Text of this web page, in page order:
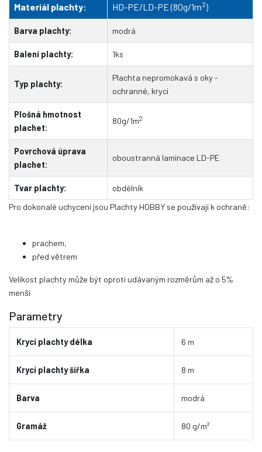
Materiál plachty: HD-PE/LD-PE (80g/1m2)
Barva plachty: modrá
Balení plachty: 1ks
Typ plachty:
Plachta nepromokavá s oky -
ochranné, krycí
Plošná hmotnost
plachet:
80g/1m2
Povrchová úprava
plachet:
oboustranná laminace LD-PE
Tvar plachty:
obdélník
Pro dokonalé uchycení jsou Plachty HOBBY se používají k ochraně:
prachem,
před větrem
Velikost plachty může být oproti udávaným rozměrům až o 5%
menší
Parametry
Krycí plachty délka 6 m
Krycí plachty šířka 8 m
Barva modrá
Gramáž 80 g/m²